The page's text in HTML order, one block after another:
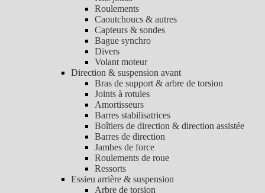
Roulements
Caoutchoucs & autres
Capteurs & sondes
Bague synchro
Divers
Volant moteur
Direction & suspension avant
Bras de support & arbre de torsion
Joints à rotules
Amortisseurs
Barres stabilisatrices
Boîtiers de direction & direction assistée
Barres de direction
Jambes de force
Roulements de roue
Ressorts
Essieu arrière & suspension
Arbre de torsion